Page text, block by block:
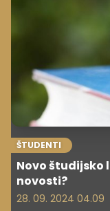
ŠTUDENTI
Novo študijsko
novosti?
28. 09. 2024 04.09